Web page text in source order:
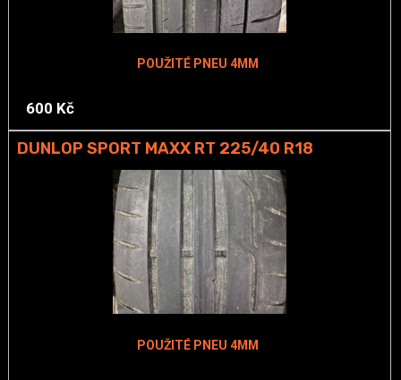
POUŽITÉ PNEU 4MM
600 Kč
DUNLOP SPORT MAXX RT 225/40 R18
POUŽITÉ PNEU 4MM